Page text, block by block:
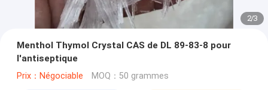
2/3
Menthol Thymol Crystal CAS de DL 89-83-8 pour
l'antiseptique
Prix：Négociable MOQ：50 grammes